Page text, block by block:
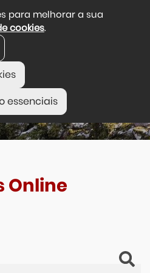
para melhorar a sua
cookies.
essenciais
Online